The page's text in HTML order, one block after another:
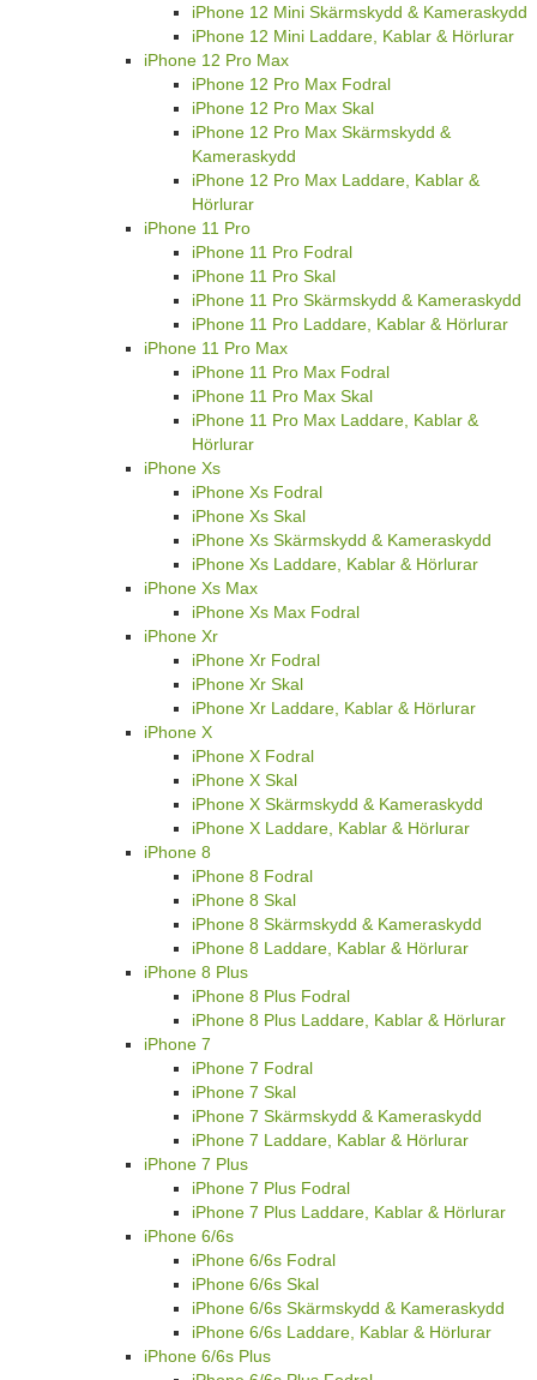
iPhone 12 Mini Skärmskydd & Kameraskydd
iPhone 12 Mini Laddare, Kablar & Hörlurar
iPhone 12 Pro Max
iPhone 12 Pro Max Fodral
iPhone 12 Pro Max Skal
iPhone 12 Pro Max Skärmskydd &
Kameraskydd
iPhone 12 Pro Max Laddare, Kablar &
Hörlurar
iPhone 11 Pro
iPhone 11 Pro Fodral
iPhone 11 Pro Skal
iPhone 11 Pro Skärmskydd & Kameraskydd
iPhone 11 Pro Laddare, Kablar & Hörlurar
iPhone 11 Pro Max
iPhone 11 Pro Max Fodral
iPhone 11 Pro Max Skal
iPhone 11 Pro Max Laddare, Kablar &
Hörlurar
iPhone Xs
iPhone Xs Fodral
iPhone Xs Skal
iPhone Xs Skärmskydd & Kameraskydd
iPhone Xs Laddare, Kablar & Hörlurar
iPhone Xs Max
iPhone Xs Max Fodral
iPhone Xr
iPhone Xr Fodral
iPhone Xr Skal
iPhone Xr Laddare, Kablar & Hörlurar
iPhone X
iPhone X Fodral
iPhone X Skal
iPhone X Skärmskydd & Kameraskydd
iPhone X Laddare, Kablar & Hörlurar
iPhone 8
iPhone 8 Fodral
iPhone 8 Skal
iPhone 8 Skärmskydd & Kameraskydd
iPhone 8 Laddare, Kablar & Hörlurar
iPhone 8 Plus
iPhone 8 Plus Fodral
iPhone 8 Plus Laddare, Kablar & Hörlurar
iPhone 7
iPhone 7 Fodral
iPhone 7 Skal
iPhone 7 Skärmskydd & Kameraskydd
iPhone 7 Laddare, Kablar & Hörlurar
iPhone 7 Plus
iPhone 7 Plus Fodral
iPhone 7 Plus Laddare, Kablar & Hörlurar
iPhone 6/6s
iPhone 6/6s Fodral
iPhone 6/6s Skal
iPhone 6/6s Skärmskydd & Kameraskydd
iPhone 6/6s Laddare, Kablar & Hörlurar
iPhone 6/6s Plus